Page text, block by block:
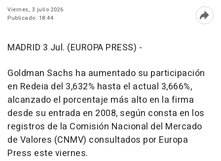
Viernes, 3 julio 2026
Publicado: 18:44
MADRID 3 Jul. (EUROPA PRESS) -
Goldman Sachs ha aumentado su participación
en Redeia del 3,632% hasta el actual 3,666%,
alcanzado el porcentaje más alto en la firma
desde su entrada en 2008, según consta en los
registros de la Comisión Nacional del Mercado
de Valores (CNMV) consultados por Europa
Press este viernes.